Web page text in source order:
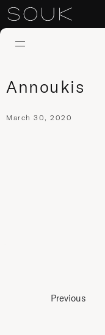
Annoukis
March 30, 2020
Previous